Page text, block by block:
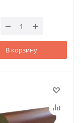
В корзину